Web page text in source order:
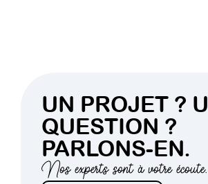
UN PROJET ?
QUESTION ?
PARLONS-EN.
Nos experts sont à votre écoute.